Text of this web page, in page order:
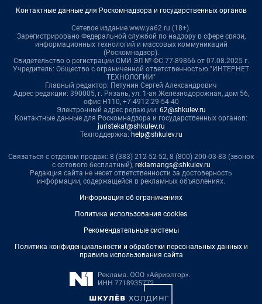
Контактные данные для Роскомнадзора и государственных органов
Сетевое издание www.ya62.ru (18+).
Зарегистрировано Федеральной службой по надзору в сфере связи,
информационных технологий и массовых коммуникаций
(Роскомнадзор).
Свидетельство о регистрации СМИ ЭЛ № ФС 77-89866 от 07.08.2025 г.
Учредитель: Общество с ограниченной ответственностью "ИНТЕРНЕТ
ТЕХНОЛОГИИ"
Главный редактор: Петунин Сергей Александрович
Адрес редакции: 390005, г. Рязань, ул. 1-ая Железнодорожная, дом 56,
офис Н110, +7-4912-29-54-40
Электронный адрес редакции: 62@shkulev.ru
Контактные данные для Роскомнадзора и государственных органов:
juristekat@shkulev.ru
Техподдержка: help@shkulev.ru
Связаться с отделом продаж: 8 (383) 212-52-52, 8 (800) 200-03-83 (звонок
с сотового бесплатный), reklamangs@shkulev.ru
Редакция сайта не несет ответственности за достоверность
информации, содержащейся в рекламных объявлениях.
Информация об ограничениях
Политика использования cookies
Рекомендательные системы
Политика конфиденциальности и обработки персональных данных и
правила использования сайта